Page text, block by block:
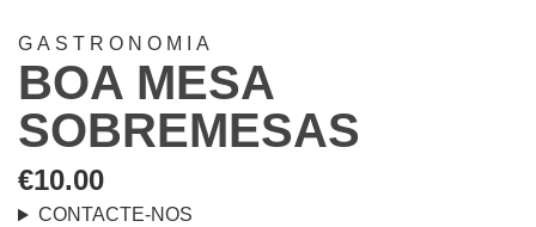
GASTRONOMIA
BOA MESA
SOBREMESAS
€10.00
CONTACTE-NOS